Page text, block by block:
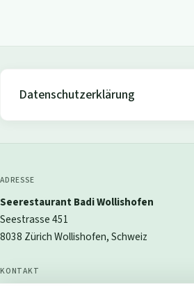
Datenschutzerklärung
ADRESSE
Seerestaurant Badi Wollishofen
Seestrasse 451
8038 Zürich Wollishofen, Schweiz
KONTAKT